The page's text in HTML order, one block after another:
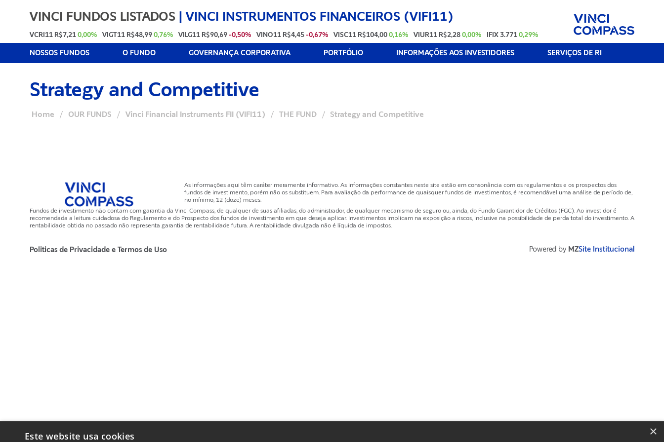
VINCI FUNDOS LISTADOS |VINCI INSTRUMENTOS FINANCEIROS (VIFI11)
VCRI11 R$7,21 0,00% VIGT11 R$48,99 0,76% VILG11 R$90,69 -0,50% VINO11 R$4,45 -0,67% VISC11 R$104,00 0,16% VIUR11 R$2,28 0,00% IFIX 3.771 0,29%
NOSSOS FUNDOS O FUNDO GOVERNANÇA CORPORATIVA PORTFÓLIO INFORMAÇÕES AOS INVESTIDORES SERVIÇOS DE RI
Strategy and Competitive
Home / OUR FUNDS / Vinci Financial Instruments FII (VIFI11) / THE FUND / Strategy and Competitive
As informações aqui têm caráter meramente informativo. As informações constantes neste site estão em consonância com os regulamentos e os prospectos dos
fundos de investimento, porém não os substituem. Para avaliação da performance de quaisquer fundos de investimentos, é recomendável uma análise de período de,
no mínimo, 12 (doze) meses.
Fundos de investimento não contam com garantia da Vinci Compass, de qualquer de suas afiliadas, do administrador, de qualquer mecanismo de seguro ou, ainda, do Fundo Garantidor de Créditos (FGC). Ao investidor é
recomendada a leitura cuidadosa do Regulamento e do Prospecto dos fundos de investimento em que deseja aplicar. Investimentos implicam na exposição a riscos, inclusive na possibilidade de perda total do investimento. A
rentabilidade obtida no passado não representa garantia de rentabilidade futura. A rentabilidade divulgada não é líquida de impostos.
Politicas de Privacidade e Termos de Uso Powered by MZSite Institucional
×
Este website usa cookies